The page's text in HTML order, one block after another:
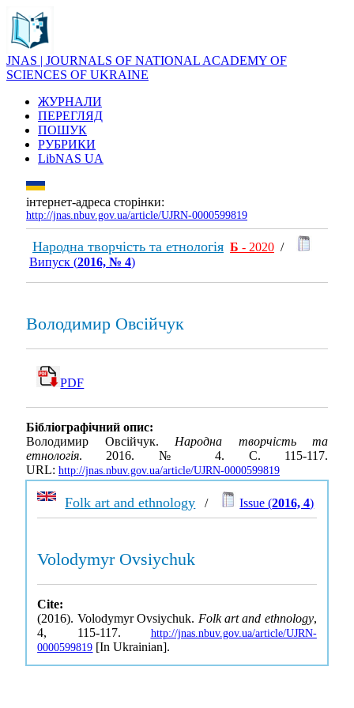
JNAS | JOURNALS OF NATIONAL ACADEMY OF
SCIENCES OF UKRAINE
ЖУРНАЛИ
ПЕРЕГЛЯД
ПОШУК
РУБРИКИ
LibNAS UA
інтернет-адреса сторінки:
http://jnas.nbuv.gov.ua/article/UJRN-0000599819
Народна творчість та етнологія Б - 2020 /
Випуск (2016, № 4)
Володимир Овсійчук
PDF
Бібліографічний опис:
Володимир Овсійчук. Народна творчість та
етнологія. 2016. № 4. С. 115-117.
URL: http://jnas.nbuv.gov.ua/article/UJRN-0000599819
Folk art and ethnology / Issue (2016, 4)
Volodymyr Ovsiychuk
Cite:
(2016). Volodymyr Ovsiychuk. Folk art and ethnology,
4, 115-117. http://jnas.nbuv.gov.ua/article/UJRN-
0000599819 [In Ukrainian].